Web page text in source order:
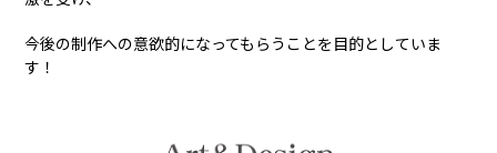
今後の制作への意欲的になってもらうことを目的としていま
す！